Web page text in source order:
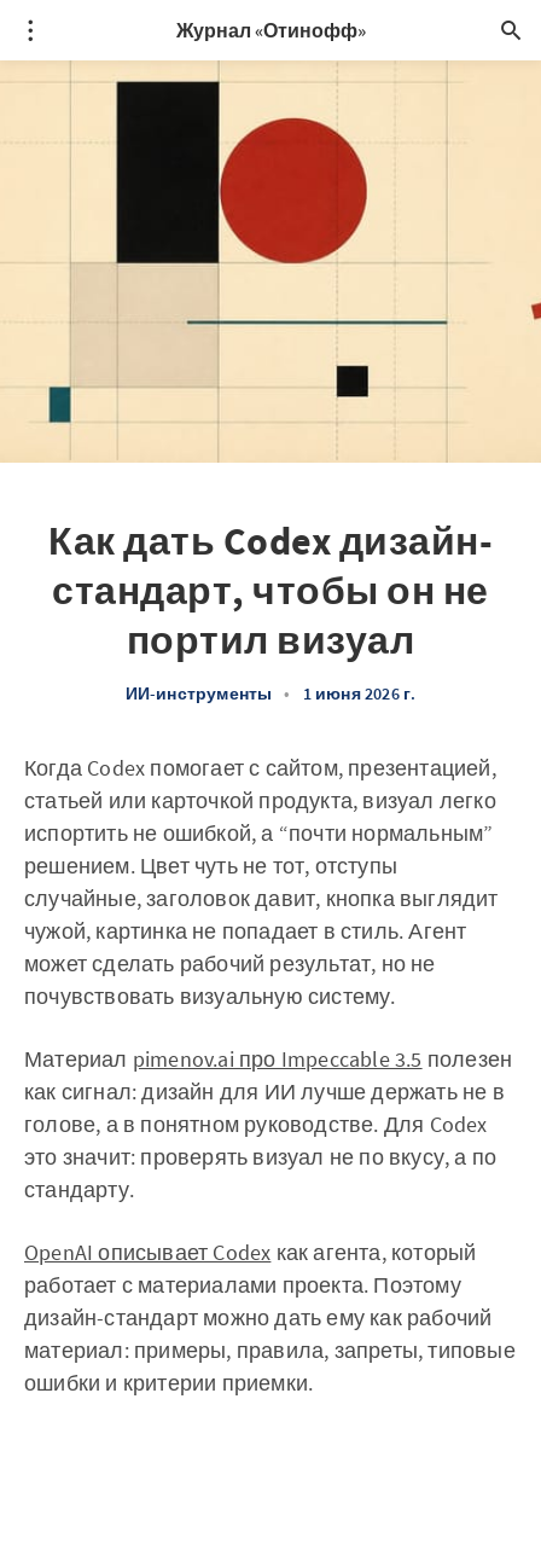
Журнал «Отинофф»
Как дать Codex дизайн-
стандарт, чтобы он не
портил визуал
ИИ-инструменты • 1 июня 2026 г.
Когда Codex помогает с сайтом, презентацией,
статьей или карточкой продукта, визуал легко
испортить не ошибкой, а “почти нормальным”
решением. Цвет чуть не тот, отступы
случайные, заголовок давит, кнопка выглядит
чужой, картинка не попадает в стиль. Агент
может сделать рабочий результат, но не
почувствовать визуальную систему.
Материал pimenov.ai про Impeccable 3.5 полезен
как сигнал: дизайн для ИИ лучше держать не в
голове, а в понятном руководстве. Для Codex
это значит: проверять визуал не по вкусу, а по
стандарту.
OpenAI описывает Codex как агента, который
работает с материалами проекта. Поэтому
дизайн-стандарт можно дать ему как рабочий
материал: примеры, правила, запреты, типовые
ошибки и критерии приемки.